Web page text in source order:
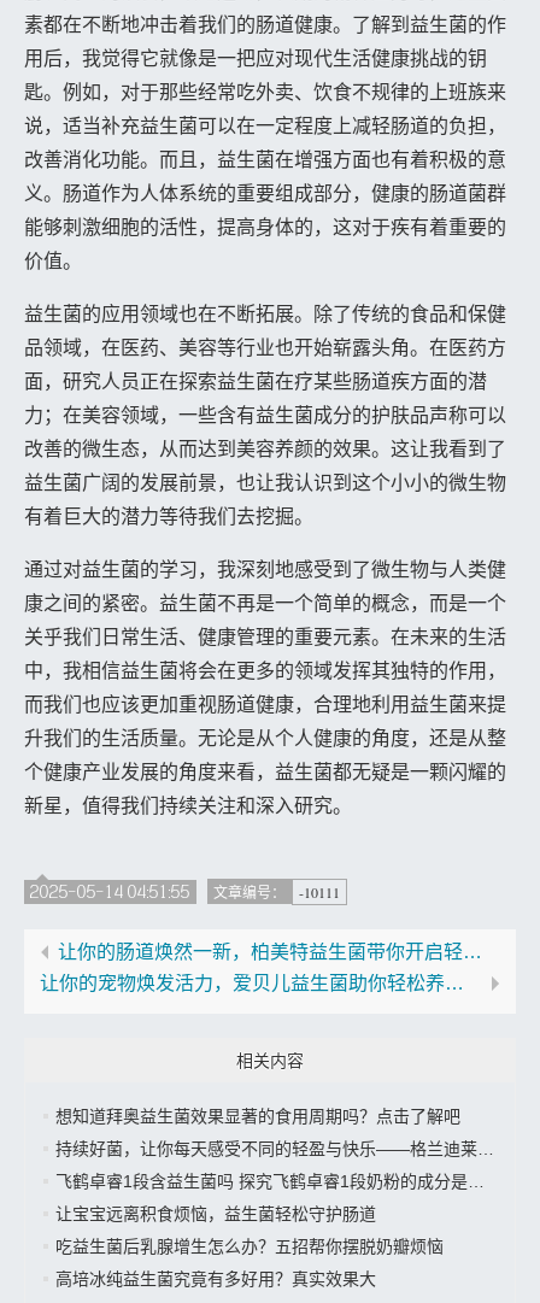
素都在不断地冲击着我们的肠道健康。了解到益生菌的作
用后，我觉得它就像是一把应对现代生活健康挑战的钥
匙。例如，对于那些经常吃外卖、饮食不规律的上班族来
说，适当补充益生菌可以在一定程度上减轻肠道的负担，
改善消化功能。而且，益生菌在增强方面也有着积极的意
义。肠道作为人体系统的重要组成部分，健康的肠道菌群
能够刺激细胞的活性，提高身体的，这对于疾有着重要的
价值。
益生菌的应用领域也在不断拓展。除了传统的食品和保健
品领域，在医药、美容等行业也开始崭露头角。在医药方
面，研究人员正在探索益生菌在疗某些肠道疾方面的潜
力；在美容领域，一些含有益生菌成分的护肤品声称可以
改善的微生态，从而达到美容养颜的效果。这让我看到了
益生菌广阔的发展前景，也让我认识到这个小小的微生物
有着巨大的潜力等待我们去挖掘。
通过对益生菌的学习，我深刻地感受到了微生物与人类健
康之间的紧密。益生菌不再是一个简单的概念，而是一个
关乎我们日常生活、健康管理的重要元素。在未来的生活
中，我相信益生菌将会在更多的领域发挥其独特的作用，
而我们也应该更加重视肠道健康，合理地利用益生菌来提
升我们的生活质量。无论是从个人健康的角度，还是从整
个健康产业发展的角度来看，益生菌都无疑是一颗闪耀的
新星，值得我们持续关注和深入研究。
2025-05-14 04:51:55 文章编号： -10111
让你的肠道焕然一新，柏美特益生菌带你开启轻松消化之旅”
让你的宠物焕发活力，爱贝儿益生菌助你轻松养出快乐宝贝
相关内容
想知道拜奥益生菌效果显著的食用周期吗？点击了解吧
持续好菌，让你每天感受不同的轻盈与快乐——格兰迪莱益生菌来袭”
飞鹤卓睿1段含益生菌吗 探究飞鹤卓睿1段奶粉的成分是否有益生菌
让宝宝远离积食烦恼，益生菌轻松守护肠道
吃益生菌后乳腺增生怎么办？五招帮你摆脱奶瓣烦恼
高培冰纯益生菌究竟有多好用？真实效果大